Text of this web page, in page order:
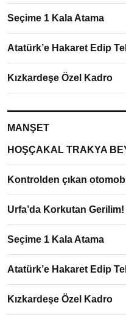
Seçime 1 Kala Atama
Atatürk’e Hakaret Edip
Kızkardeşe Özel Kadro
MANŞET
HOŞÇAKAL TRAKYA
Kontrolden çıkan
Urfa’da Korkutan Gerilim!
Seçime 1 Kala Atama
Atatürk’e Hakaret Edip
Kızkardeşe Özel Kadro